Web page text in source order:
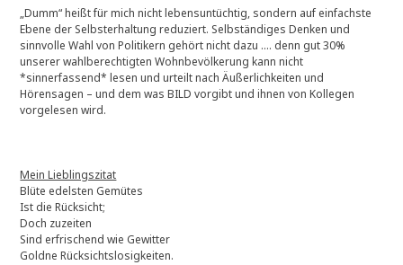
„Dumm“ heißt für mich nicht lebensuntüchtig, sondern auf einfachste
Ebene der Selbsterhaltung reduziert. Selbständiges Denken und
sinnvolle Wahl von Politikern gehört nicht dazu …. denn gut 30%
unserer wahlberechtigten Wohnbevölkerung kann nicht
*sinnerfassend* lesen und urteilt nach Äußerlichkeiten und
Hörensagen – und dem was BILD vorgibt und ihnen von Kollegen
vorgelesen wird.
Mein Lieblingszitat
Blüte edelsten Gemütes
Ist die Rücksicht;
Doch zuzeiten
Sind erfrischend wie Gewitter
Goldne Rücksichtslosigkeiten.